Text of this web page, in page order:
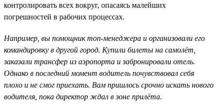
контролировать всех вокруг, опасаясь малейших
погрешностей в рабочих процессах.
Например, вы помощник топ-менеджера и организовали его
командировку в другой город. Купили билеты на самолёт,
заказали трансфер из аэропорта и забронировали отель.
Однако в последний момент водитель почувствовал себя
плохо и не смог приехать. Вам пришлось срочно искать нового
водителя, пока директор ждал в зоне прилёта.